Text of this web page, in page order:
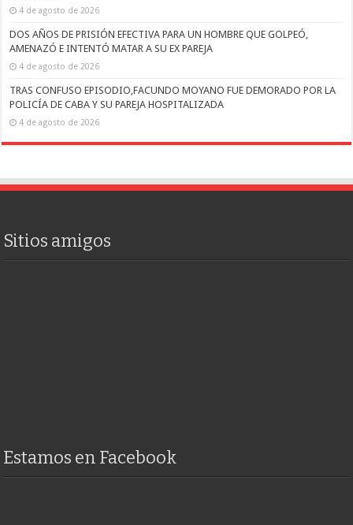
4 de agosto de 2026
DOS AÑOS DE PRISIÓN EFECTIVA PARA UN HOMBRE QUE GOLPEÓ,
AMENAZÓ E INTENTÓ MATAR A SU EX PAREJA
4 de agosto de 2026
TRAS CONFUSO EPISODIO,FACUNDO MOYANO FUE DEMORADO POR LA
POLICÍA DE CABA Y SU PAREJA HOSPITALIZADA
4 de agosto de 2026
Sitios amigos
Estamos en Facebook